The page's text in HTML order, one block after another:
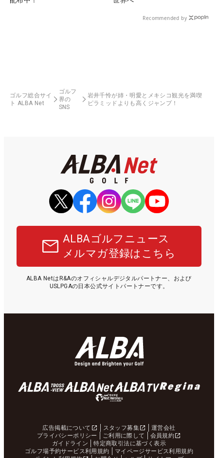
Recommended by
ゴルフ総合サイ
ト ALBA Net
ゴルフ
界の
SNS
岩井千怜が姉・明愛とメキシコ観光を満喫
ピラミッドよりも高くジャンプ！
ALBAゴルフニュース
メルマガ登録はこちら
ALBA NetはR&Aのオフィシャルデジタルパートナー、および
USLPGAの日本公式サイトパートナーです。
広告掲載について スタッフ募集
運営会社
プライバシーポリシー
ご利用に際して
会員規約
ガイドライン
特定商取引法に基づく表示
ゴルフ場予約サービス利用規約
マイページサービス利用規約